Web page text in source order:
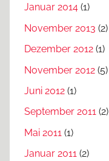
Januar 2014 (1)
November 2013 (2)
Dezember 2012 (1)
November 2012 (5)
Juni 2012 (1)
September 2011 (2)
Mai 2011 (1)
Januar 2011 (2)